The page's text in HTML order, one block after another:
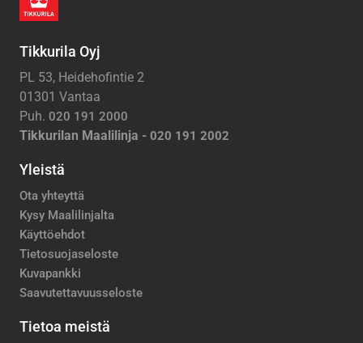
Tikkurila Oyj
PL 53, Heidehofintie 2
01301 Vantaa
Puh. 020 191 2000
Tikkurilan Maalilinja - 020 191 2002
Yleistä
Ota yhteyttä
Kysy Maalilinjalta
Käyttöehdot
Tietosuojaseloste
Kuvapankki
Saavutettavuusseloste
Tietoa meistä